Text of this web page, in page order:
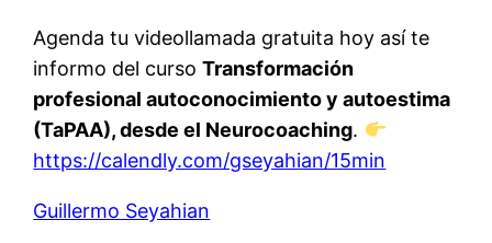
Agenda tu videollamada gratuita hoy así te
informo del cursoTransformación
profesional autoconocimiento y autoestima
(TaPAA), desde el Neurocoaching.
https://calendly.com/gseyahian/15min
Guillermo Seyahian